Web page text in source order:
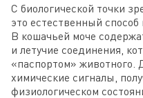
С биологической точки
это естественный
В кошачьей моче
и летучие соединения,
«паспортом» животного.
химические сигналы,
физиологическом